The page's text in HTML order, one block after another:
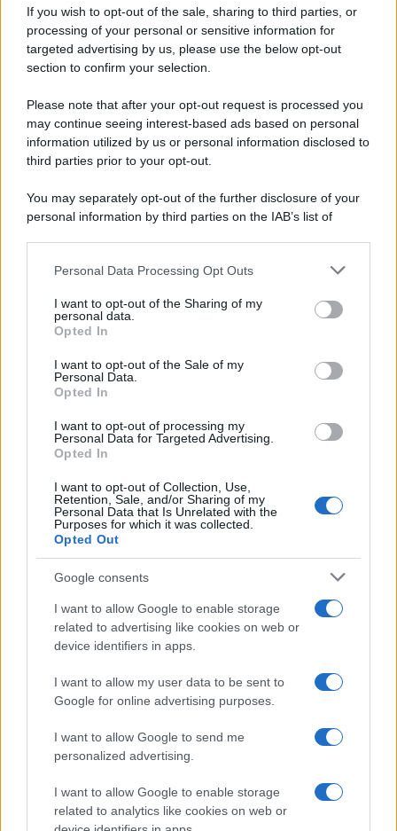
If you wish to opt-out of the sale, sharing to third parties, or
processing of your personal or sensitive information for
targeted advertising by us, please use the below opt-out
section to confirm your selection.
Please note that after your opt-out request is processed you
may continue seeing interest-based ads based on personal
information utilized by us or personal information disclosed to
third parties prior to your opt-out.
You may separately opt-out of the further disclosure of your
personal information by third parties on the IAB’s list of
This information may also be disclosed by us to third parties
disclose it to other third parties.
Please note that this website/app uses one or more Google
services and may gather and store information including but
not limited to your visit or usage behaviour. You may click to
grant or deny consent to Google and its third-party tags to
consent section.
Personal Data Processing Opt Outs
I want to opt-out of the Sharing of my
personal data.
Opted In
I want to opt-out of the Sale of my
Personal Data.
Opted In
I want to opt-out of processing my
Personal Data for Targeted Advertising.
Opted In
I want to opt-out of Collection, Use,
Retention, Sale, and/or Sharing of my
Personal Data that Is Unrelated with the
Purposes for which it was collected.
Opted Out
Google consents
I want to allow Google to enable storage
related to advertising like cookies on web or
device identifiers in apps.
I want to allow my user data to be sent to
Google for online advertising purposes.
I want to allow Google to send me
personalized advertising.
I want to allow Google to enable storage
related to analytics like cookies on web or
Gameland
Hig Tech Mag
Scoop Mag
Motors Magazine 365
Day Travel 365
Home Magazine 365
SecondHomeMagazine
InvestirMag
Germania
Investieren24
UK
Lgbtq News
Investeren 24
NL Newz